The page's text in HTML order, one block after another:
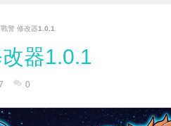
警 修改器1.0.1
器1.0.1
0